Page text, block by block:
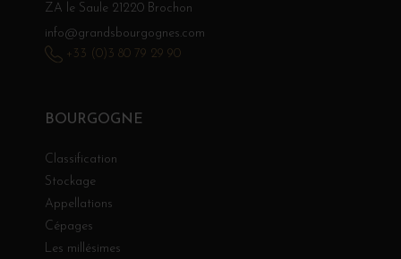
BOURGOGNE
Classification
Stockage
Appellations
Cépages
Les millésimes
ZA le Saule 21220 Brochon
info@grandsbourgognes.com
+33 (0)3 80 79 29 90